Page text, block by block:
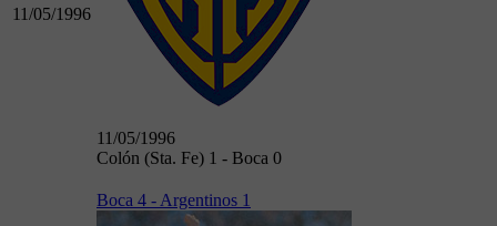
11/05/1996
11/05/1996
Colón (Sta. Fe) 1 - Boca 0
Boca 4 - Argentinos 1